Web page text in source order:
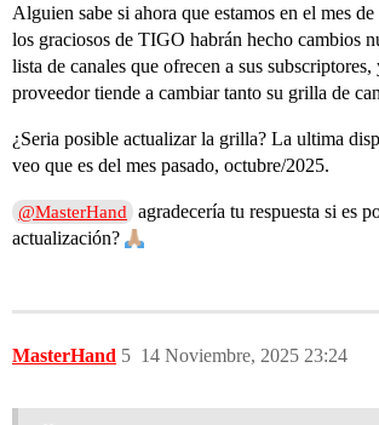
Alguien sabe si ahora que estamos en el mes
los graciosos de TIGO habrán hecho cambios
lista de canales que ofrecen a sus subscriptores,
proveedor tiende a cambiar tanto su grilla de
¿Seria posible actualizar la grilla? La ultima
veo que es del mes pasado, octubre/2025.
@MasterHand
agradecería tu respuesta si es
actualización?
MasterHand 14 Noviembre, 2025 23:24
5